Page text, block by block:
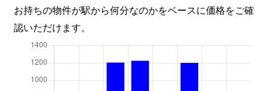
お持ちの物件が駅から何分なのかをベースに価格をご確
認いただけます。